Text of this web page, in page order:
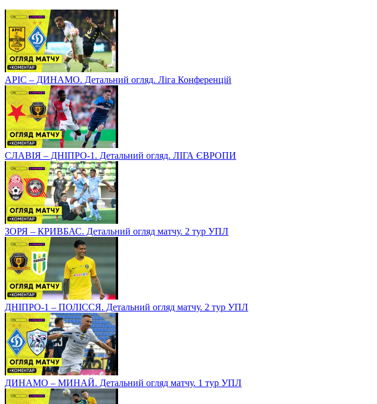
АРІС – ДИНАМО. Детальний огляд. Ліга Конференцій
СЛАВІЯ – ДНІПРО-1. Детальний огляд. ЛІГА ЄВРОПИ
ЗОРЯ – КРИВБАС. Детальний огляд матчу. 2 тур УПЛ
ДНІПРО-1 – ПОЛІССЯ. Детальний огляд матчу. 2 тур УПЛ
ДИНАМО – МИНАЙ. Детальний огляд матчу. 1 тур УПЛ